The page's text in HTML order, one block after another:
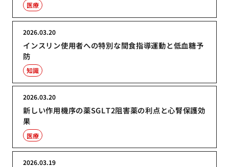
医療
インスリン使用者への特別な間食指導運動と低血糖予
防
2026.03.20
知識
新しい作用機序の薬SGLT2阻害薬の利点と心腎保護効
果
2026.03.20
医療
2026.03.19